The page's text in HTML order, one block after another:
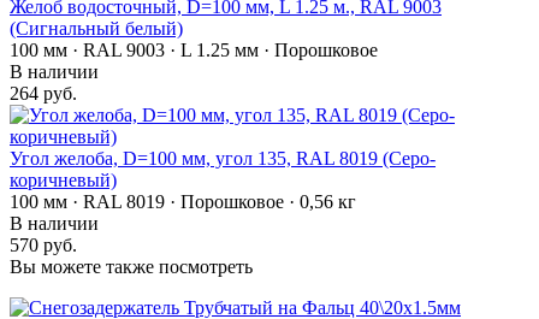
Желоб водосточный, D=100 мм, L 1.25 м., RAL 9003
(Сигнальный белый)
100 мм · RAL 9003 · L 1.25 мм · Порошковое
В наличии
264 руб.
Угол желоба, D=100 мм, угол 135, RAL 8019 (Серо-
коричневый)
100 мм · RAL 8019 · Порошковое · 0,56 кг
В наличии
570 руб.
Вы можете также посмотреть